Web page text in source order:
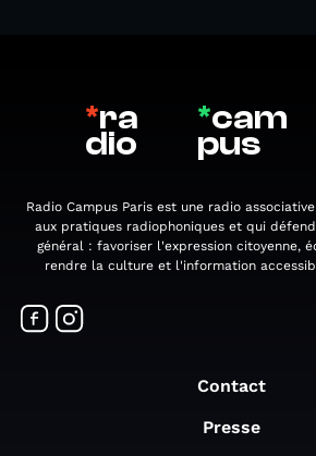
*ra
dio
*cam
pus
Radio Campus Paris est une radio
aux pratiques radiophoniques et qui
général : favoriser l'expression citoyenne,
rendre la culture et l'information
Contact
Presse